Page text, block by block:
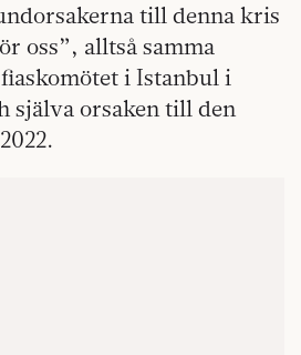
till denna kris
oss”, alltså samma
i Istanbul i
själva orsaken till den